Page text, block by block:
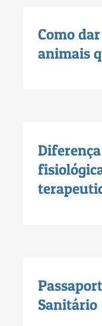
Como
animais
Sanitário